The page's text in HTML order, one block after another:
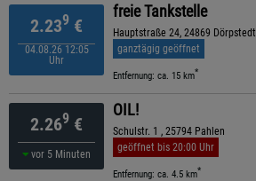
2.239 €
04.08.26 12:05
Uhr
freie Tankstelle
Hauptstraße 24, 24869 Dörpstedt
ganztägig geöffnet
Entfernung: ca. 15 km*
2.269 €
vor 5 Minuten
OIL!
Schulstr. 1 , 25794 Pahlen
geöffnet bis 20:00 Uhr
Entfernung: ca. 4.5 km*